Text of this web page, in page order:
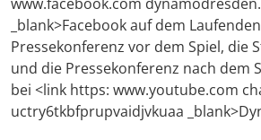
_blank>Facebook auf dem
Pressekonferenz vor dem Spiel, die
und die Pressekonferenz nach dem
bei <link https: www.youtube.com
uctry6tkbfprupvaidjvkuaa